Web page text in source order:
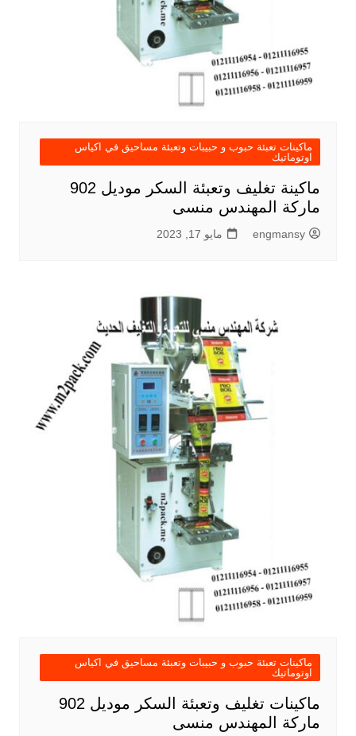
ماكينات تعبئة حبوب و حبيبات وتعبئة مساحيق في اكياس
اوتوماتيك
ماكينة تغليف وتعبئة السكر موديل 902
ماركة المهندس منسى
engmansy مايو 17, 2023
ماكينات تعبئة حبوب و حبيبات وتعبئة مساحيق في اكياس
اوتوماتيك
ماكينات تغليف وتعبئة السكر موديل 902
ماركة المهندس منسى